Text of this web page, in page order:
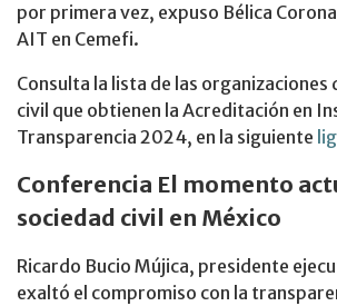
por primera vez, expuso Bélica
AIT en Cemefi.
Consulta la lista de las organizaciones
civil que obtienen la Acreditación en
Transparencia 2024, en la siguiente
Conferencia El momento
sociedad civil en México
Ricardo Bucio Mújica, presidente
exaltó el compromiso con la